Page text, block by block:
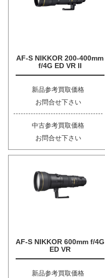
AF-S NIKKOR 200-400mm
f/4G ED VR II
新品参考買取価格
お問合せ下さい
中古参考買取価格
お問合せ下さい
AF-S NIKKOR 600mm f/4G
ED VR
新品参考買取価格